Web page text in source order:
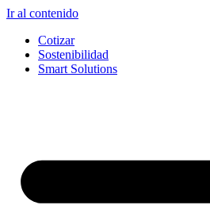
Ir al contenido
Cotizar
Sostenibilidad
Smart Solutions